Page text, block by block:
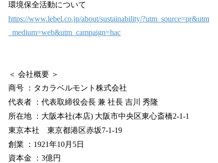
環境保全活動について
https://www.lebel.co.jp/about/sustainability/?utm_source=pr&utm
_medium=web&utm_campaign=hac
＜ 会社概要 ＞
商号 ：タカラベルモント株式会社
代表者 ：代表取締役会長 兼 社長 吉川 秀隆
所在地 ：大阪本社(本店) 大阪市中央区東心斎橋2-1-1
東京本社 東京都港区赤坂7-1-19
創業 ：1921年10月5日
資本金 ：3億円